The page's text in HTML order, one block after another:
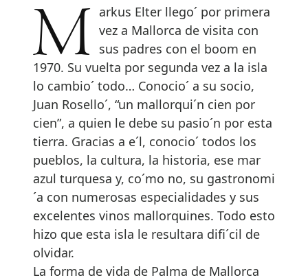
Markus Elter llego´ por primera
vez a Mallorca de visita con
sus padres con el boom en
1970. Su vuelta por segunda vez a la isla
lo cambio´ todo… Conocio´ a su socio,
Juan Rosello´, “un mallorqui´n cien por
cien”, a quien le debe su pasio´n por esta
tierra. Gracias a e´l, conocio´ todos los
pueblos, la cultura, la historia, ese mar
azul turquesa y, co´mo no, su gastronomi
´a con numerosas especialidades y sus
excelentes vinos mallorquines. Todo esto
hizo que esta isla le resultara difi´cil de
olvidar.
La forma de vida de Palma de Mallorca